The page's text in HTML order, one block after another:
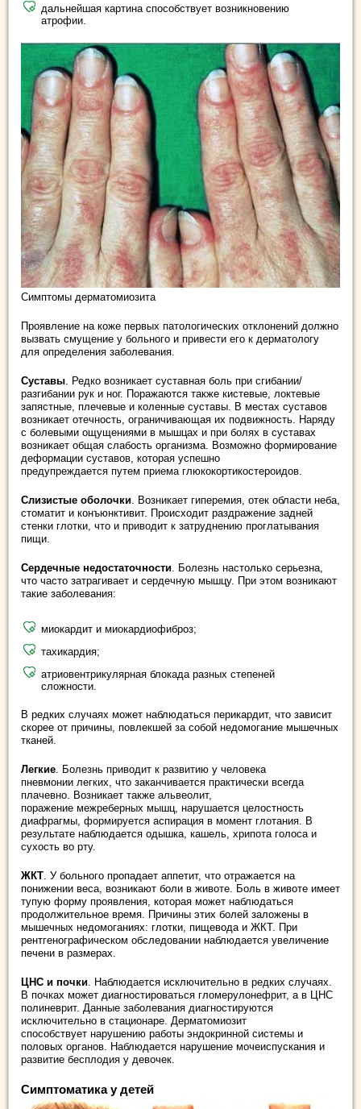
дальнейшая картина способствует возникновению
атрофии.
Симптомы дерматомиозита
Проявление на коже первых патологических отклонений должно
вызвать смущение у больного и привести его к дерматологу
для определения заболевания.
Суставы . Редко возникает суставная боль при сгибании/
разгибании рук и ног. Поражаются также кистевые, локтевые
запястные, плечевые и коленные суставы. В местах суставов
возникает отечность, ограничивающая их подвижность. Наряду
с болевыми ощущениями в мышцах и при болях в суставах
возникает общая слабость организма. Возможно формирование
деформации суставов, которая успешно
предупреждается путем приема глюкокортикостероидов.
Слизистые оболочки . Возникает гиперемия, отек области неба,
стоматит и конъюнктивит. Происходит раздражение задней
стенки глотки, что и приводит к затруднению проглатывания
пищи.
Сердечные недостаточности . Болезнь настолько серьезна,
что часто затрагивает и сердечную мышцу. При этом возникают
такие заболевания:
миокардит и миокардиофиброз;
тахикардия;
атриовентрикулярная блокада разных степеней
сложности.
В редких случаях может наблюдаться перикардит, что зависит
скорее от причины, повлекшей за собой недомогание мышечных
тканей.
Легкие . Болезнь приводит к развитию у человека
пневмонии легких, что заканчивается практически всегда
плачевно. Возникает также альвеолит,
поражение межреберных мышц, нарушается целостность
диафрагмы, формируется аспирация в момент глотания. В
результате наблюдается одышка, кашель, хрипота голоса и
сухость во рту.
ЖКТ . У больного пропадает аппетит, что отражается на
понижении веса, возникают боли в животе. Боль в животе имеет
тупую форму проявления, которая может наблюдаться
продолжительное время. Причины этих болей заложены в
мышечных недомоганиях: глотки, пищевода и ЖКТ. При
рентгенографическом обследовании наблюдается увеличение
печени в размерах.
ЦНС и почки . Наблюдается исключительно в редких случаях.
В почках может диагностироваться гломерулонефрит, а в ЦНС
полиневрит. Данные заболевания диагностируются
исключительно в стационаре. Дерматомиозит
способствует нарушению работы эндокринной системы и
половых органов. Наблюдается нарушение мочеиспускания и
развитие бесплодия у девочек.
Симптоматика у детей